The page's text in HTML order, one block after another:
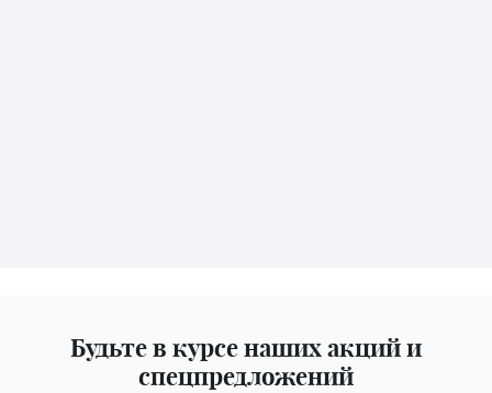
Будьте в курсе наших акций и
спецпредложений